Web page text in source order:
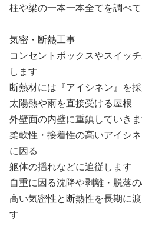
柱や梁の一本一本全てを調べ
気密・断熱工事
コンセントボックスやスイッ
します
断熱材には『アイシネン』を
太陽熱や雨を直接受ける屋根
外壁面の内壁に重鎮していき
柔軟性・接着性の高いアイシ
に因る
躯体の揺れなどに追従します
自重に因る沈降や剥離・脱落の
高い気密性と断熱性を長期に
す